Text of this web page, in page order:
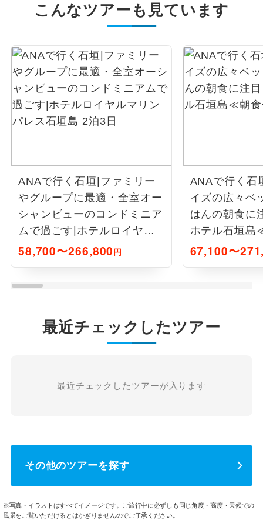
こんなツアーも見ています
ANAで行く石垣|ファミリー
やグループに最適・全室オー
シャンビューのコンドミニア
ムで過ごす|ホテルロイヤル
マリンパレス石垣島 2泊3日
58,700〜266,800円
ANAで行く石
イズの広々ベ
はんの朝食に
ホテル石垣
4日
67,100〜
最近チェックしたツアー
最近チェックしたツアーが入ります
その他のツアーを探す
※写真・イラストはすべてイメージです。ご旅行中に必ずしも同じ角度・高度・天候での
風景をご覧いただけるとはかぎりませんのでご了承ください。